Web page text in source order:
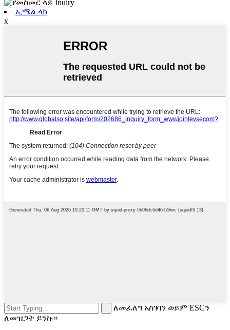
ኢሜል ላክ
x
ለመፈለግ አስገባን ወይም ESCን
ለመዝጋት ይንኩ።